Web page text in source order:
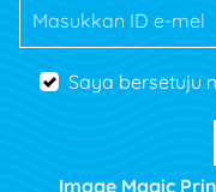
Masukkan ID e-mel
Saya bersetuju
Image Magic